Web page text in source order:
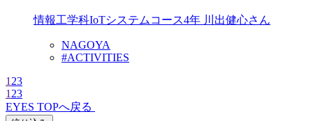
情報工学科IoTシステムコース4年 川出健心さん
NAGOYA
#ACTIVITIES
1 23
1 23
EYES TOPへ戻る